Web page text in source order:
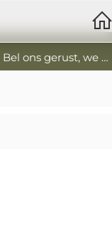
Kunt u niet direct vinden wat u zoekt? Bel ons gerust, we helpen u graag. 0341-552405 De Boekverkoopers